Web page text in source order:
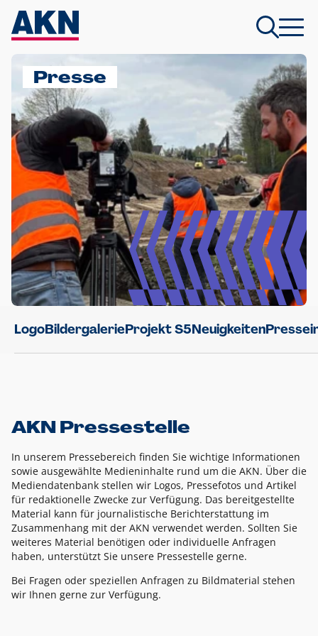
Presse
LogoBildergalerieProjekt S5Neuigkeiten
AKN Pressestelle
In unserem Pressebereich finden Sie wichtige Informationen
sowie ausgewählte Medieninhalte rund um die AKN. Über die
Mediendatenbank stellen wir Logos, Pressefotos und Artikel
für redaktionelle Zwecke zur Verfügung. Das bereitgestellte
Material kann für journalistische Berichterstattung im
Zusammenhang mit der AKN verwendet werden. Sollten Sie
weiteres Material benötigen oder individuelle Anfragen
haben, unterstützt Sie unsere Pressestelle gerne.
Bei Fragen oder speziellen Anfragen zu Bildmaterial stehen
wir Ihnen gerne zur Verfügung.